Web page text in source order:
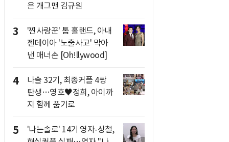
은 개그맨 김규원
3
'찐사랑꾼' 톰 홀랜드, 아내
젠데이아 '노출사고' 막아
낸 매너손 [Oh!llywood]
4
나솔 32기, 최종커플 4쌍
탄생…영호♥정희, 아이까
지 함께 품기로
5
'나는솔로' 14기 영자-상철,